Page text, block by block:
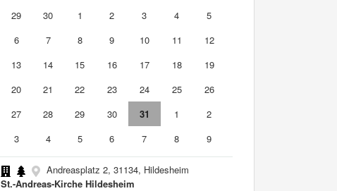
29
30 1 2 3 4
5
6
7 8 9 10 11
12
13
14 15 16 17 18
19
20
21 22 23 24 25
26
27
28 29 30 31 1
2
3
4 5 6 7 8 9
Andreasplatz 2, 31134, Hildesheim
St.-Andreas-Kirche Hildesheim